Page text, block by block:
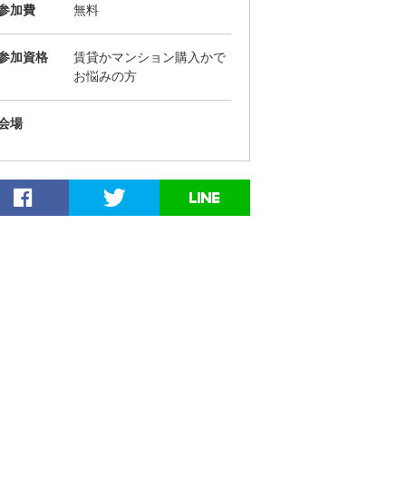
加費 無料
加資格
賃貸かマンション購入かで
お悩みの方
場